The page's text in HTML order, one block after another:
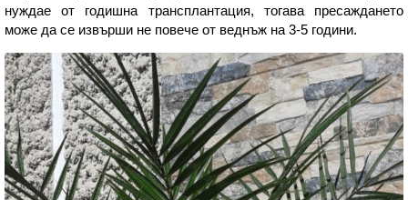
нуждае от годишна трансплантация, тогава пресаждането
може да се извърши не повече от веднъж на 3-5 години.